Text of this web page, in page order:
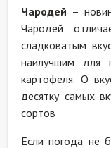
Чародей –
Чародей
сладковатым
наилучшим для
картофеля. О
десятку самых
сортов
Если погода не